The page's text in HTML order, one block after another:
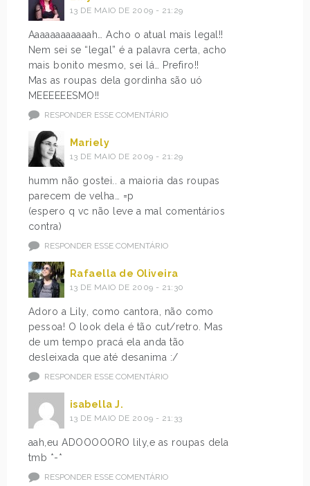
13 DE MAIO DE 2009 - 21:29
Aaaaaaaaaaaah… Acho o atual mais legal!!
Nem sei se “legal” é a palavra certa, acho
mais bonito mesmo, sei lá… Prefiro!!
Mas as roupas dela gordinha são uó
MEEEEEESMO!!
RESPONDER ESSE COMENTÁRIO
Mariely
13 DE MAIO DE 2009 - 21:29
humm não gostei.. a maioria das roupas
parecem de velha… =p
(espero q vc não leve a mal comentários
contra)
RESPONDER ESSE COMENTÁRIO
Rafaella de Oliveira
13 DE MAIO DE 2009 - 21:30
Adoro a Lily, como cantora, não como
pessoa! O look dela é tão cut/retro. Mas
de um tempo pracá ela anda tão
desleixada que até desanima :/
RESPONDER ESSE COMENTÁRIO
isabella J.
13 DE MAIO DE 2009 - 21:33
aah,eu ADOOOOORO lily,e as roupas dela
tmb *-*
RESPONDER ESSE COMENTÁRIO